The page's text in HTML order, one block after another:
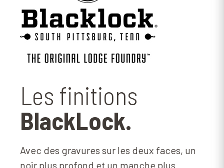
Les finitions
BlackLock.
Avec des gravures sur les deux faces, un
noir plus profond et un manche plus